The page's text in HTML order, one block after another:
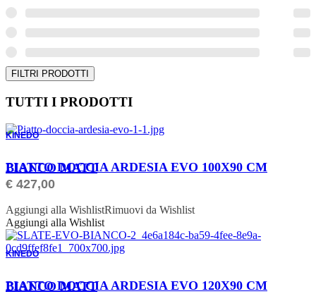
FILTRI PRODOTTI
TUTTI I PRODOTTI
KINEDO
ORDINABILE
PIATTO DOCCIA ARDESIA EVO 100X90 CM BIANCO MATT
€ 427,00
Aggiungi alla WishlistRimuovi da Wishlist
Aggiungi alla Wishlist
KINEDO
ORDINABILE
PIATTO DOCCIA ARDESIA EVO 120X90 CM BIANCO MATT